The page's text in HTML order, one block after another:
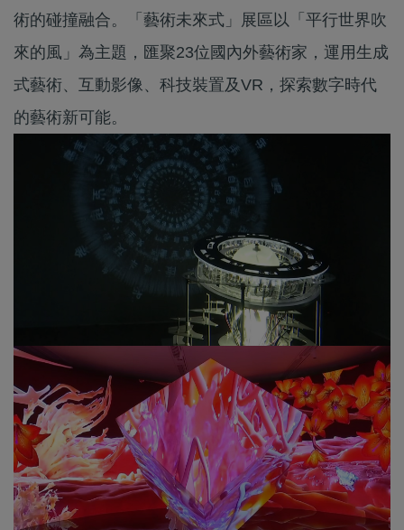
術的碰撞融合。「藝術未來式」展區以「平行世界吹
來的風」為主題，匯聚23位國內外藝術家，運用生成
式藝術、互動影像、科技裝置及VR，探索數字時代
的藝術新可能。